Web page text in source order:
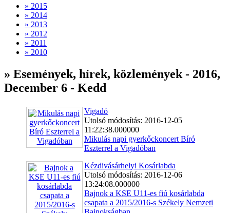
» 2015
» 2014
» 2013
» 2012
» 2011
» 2010
» Események, hírek, közlemények - 2016,
December 6 - Kedd
Vigadó
Utolsó módosítás: 2016-12-05
11:22:38.000000
Mikulás napi gyerkőckoncert Bíró
Eszterrel a Vigadóban
Kézdivásárhelyi Kosárlabda
Utolsó módosítás: 2016-12-06
13:24:08.000000
Bajnok a KSE U11-es fiú kosárlabda
csapata a 2015/2016-s Székely Nemzeti